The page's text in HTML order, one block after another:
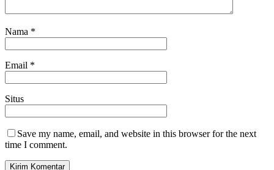
Nama *
Email *
Situs
Save my name, email, and website in this browser for the next
time I comment.